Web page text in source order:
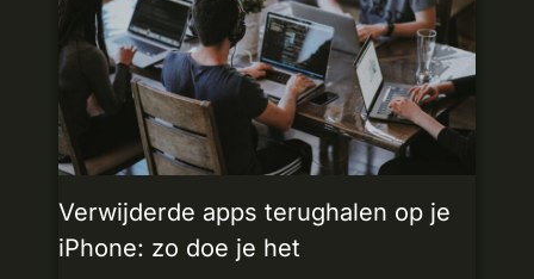
Verwijderde apps terughalen op je
iPhone: zo doe je het